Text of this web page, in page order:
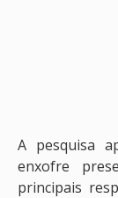
A pesquisa
enxofre
principais